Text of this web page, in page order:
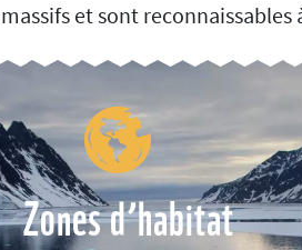
et sont reconnaissables
Zones d’habitat